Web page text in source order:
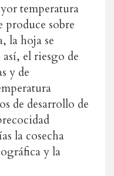
temperatura
produce sobre
la hoja se
el riesgo de
y de
de desarrollo de
la cosecha
y la